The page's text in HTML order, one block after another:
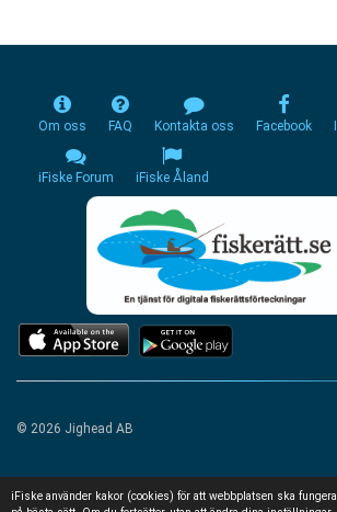
iFiske använder kakor (cookies) för att webbplatsen ska fungera
Om oss FAQ Kontakta oss Facebook
iFiske Forum iFiske Åland
© 2026 Jighead AB